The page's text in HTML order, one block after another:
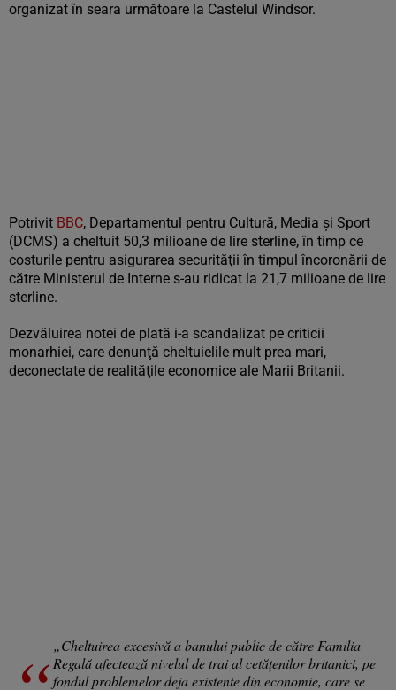
organizat în seara următoare la Castelul Windsor.
Potrivit BBC, Departamentul pentru Cultură, Media şi Sport
(DCMS) a cheltuit 50,3 milioane de lire sterline, în timp ce
costurile pentru asigurarea securităţii în timpul încoronării de
către Ministerul de Interne s-au ridicat la 21,7 milioane de lire
sterline.
Dezvăluirea notei de plată i-a scandalizat pe criticii
monarhiei, care denunţă cheltuielile mult prea mari,
deconectate de realităţile economice ale Marii Britanii.
„Cheltuirea excesivă a banului public de către Familia
Regală afectează nivelul de trai al cetățenilor britanici, pe
fondul problemelor deja existente din economie, care se